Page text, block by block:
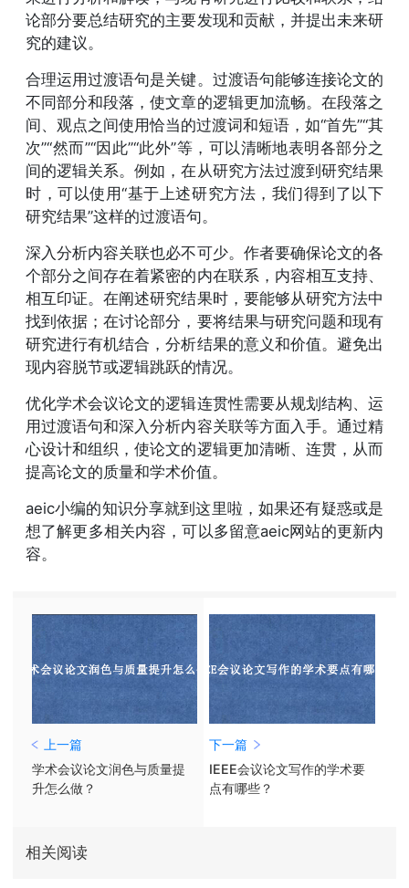
论部分要总结研究的主要发现和贡献，并提出未来研
究的建议。
合理运用过渡语句是关键。过渡语句能够连接论文的
不同部分和段落，使文章的逻辑更加流畅。在段落之
间、观点之间使用恰当的过渡词和短语，如“首先”“其
次”“然而”“因此”“此外”等，可以清晰地表明各部分之
间的逻辑关系。例如，在从研究方法过渡到研究结果
时，可以使用“基于上述研究方法，我们得到了以下
研究结果”这样的过渡语句。
深入分析内容关联也必不可少。作者要确保论文的各
个部分之间存在着紧密的内在联系，内容相互支持、
相互印证。在阐述研究结果时，要能够从研究方法中
找到依据；在讨论部分，要将结果与研究问题和现有
研究进行有机结合，分析结果的意义和价值。避免出
现内容脱节或逻辑跳跃的情况。
优化学术会议论文的逻辑连贯性需要从规划结构、运
用过渡语句和深入分析内容关联等方面入手。通过精
心设计和组织，使论文的逻辑更加清晰、连贯，从而
提高论文的质量和学术价值。
aeic小编的知识分享就到这里啦，如果还有疑惑或是
想了解更多相关内容，可以多留意aeic网站的更新内
容。
上一篇
学术会议论文润色与质量提
升怎么做？
下一篇
IEEE会议论文写作的学术要
点有哪些？
相关阅读